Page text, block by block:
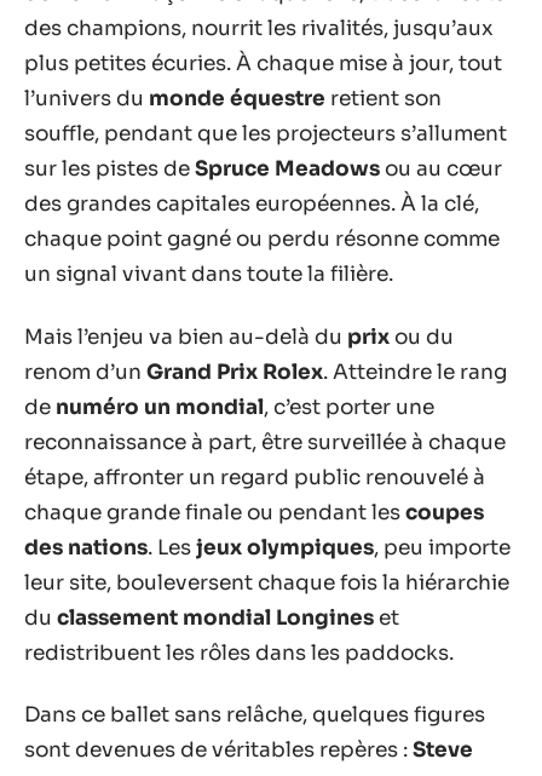
des champions, nourrit les rivalités, jusqu’aux
plus petites écuries. À chaque mise à jour, tout
l’univers du monde équestre retient son
souffle, pendant que les projecteurs s’allument
sur les pistes deSpruce Meadows ou au cœur
des grandes capitales européennes. À la clé,
chaque point gagné ou perdu résonne comme
un signal vivant dans toute la filière.
Mais l’enjeu va bien au-delà du prix ou du
renom d’un Grand Prix Rolex. Atteindre le rang
de numéro un mondial, c’est porter une
reconnaissance à part, être surveillée à chaque
étape, affronter un regard public renouvelé à
chaque grande finale ou pendant lescoupes
des nations. Lesjeux olympiques, peu importe
leur site, bouleversent chaque fois la hiérarchie
du classement mondial Longines et
redistribuent les rôles dans les paddocks.
Dans ce ballet sans relâche, quelques figures
sont devenues de véritables repères :Steve